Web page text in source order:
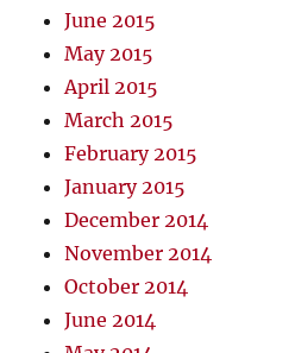
June 2015
May 2015
April 2015
March 2015
February 2015
January 2015
December 2014
November 2014
October 2014
June 2014